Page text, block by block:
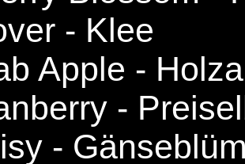
- Klee
Apple -
-
-